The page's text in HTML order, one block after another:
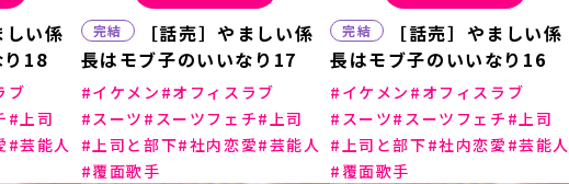
しい係
り18
ブ
上司
芸能人
完結
［話売］やましい係
長はモブ子のいいなり17
イケメン
オフィスラブ
スーツ
スーツフェチ
上司
上司と部下 社内恋愛 芸能人
覆面歌手
完結
［話売］やましい係
長はモブ子のいいなり16
イケメン
オフィスラブ
スーツ
スーツフェチ
上司
上司と部下
社内恋愛
芸能人
覆面歌手